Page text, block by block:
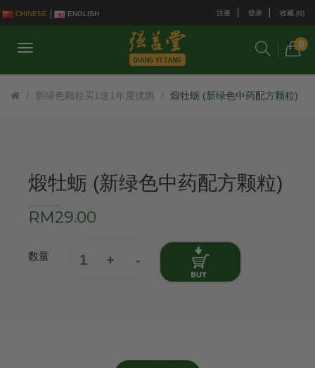
CHINESE ENGLISH 注册 登录 收藏 (0)
0
新绿色颗粒买1送1年度优惠 煅牡蛎 (新绿色中药配方颗粒)
煅牡蛎 (新绿色中药配方颗粒)
RM29.00
数量